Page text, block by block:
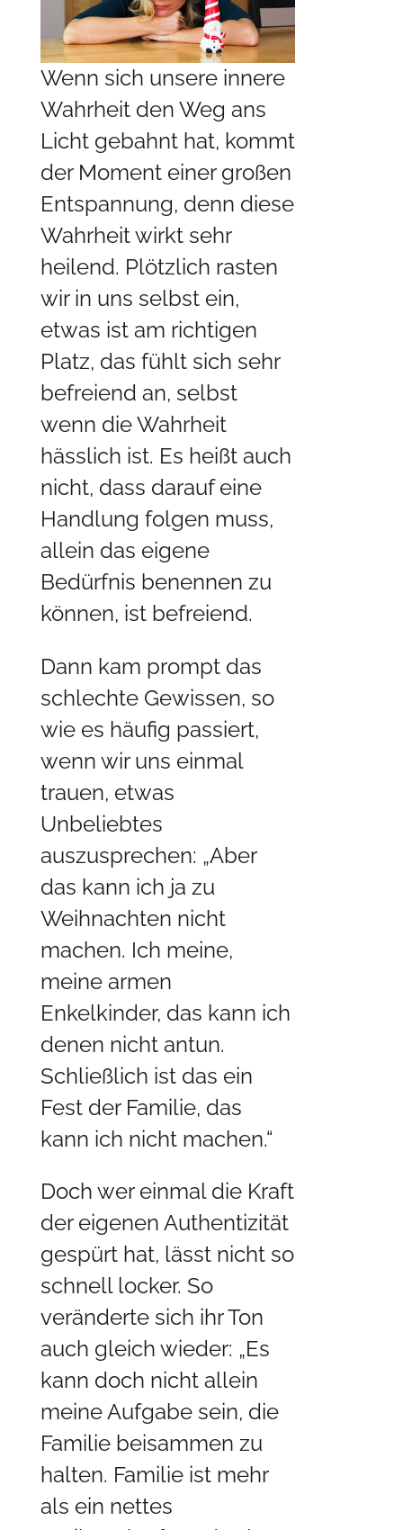
Wenn sich unsere innere
Wahrheit den Weg ans
Licht gebahnt hat, kommt
der Moment einer großen
Entspannung, denn diese
Wahrheit wirkt sehr
heilend. Plötzlich rasten
wir in uns selbst ein,
etwas ist am richtigen
Platz, das fühlt sich sehr
befreiend an, selbst
wenn die Wahrheit
hässlich ist. Es heißt auch
nicht, dass darauf eine
Handlung folgen muss,
allein das eigene
Bedürfnis benennen zu
können, ist befreiend.
Dann kam prompt das
schlechte Gewissen, so
wie es häufig passiert,
wenn wir uns einmal
trauen, etwas
Unbeliebtes
auszusprechen: „Aber
das kann ich ja zu
Weihnachten nicht
machen. Ich meine,
meine armen
Enkelkinder, das kann ich
denen nicht antun.
Schließlich ist das ein
Fest der Familie, das
kann ich nicht machen.“
Doch wer einmal die Kraft
der eigenen Authentizität
gespürt hat, lässt nicht so
schnell locker. So
veränderte sich ihr Ton
auch gleich wieder: „Es
kann doch nicht allein
meine Aufgabe sein, die
Familie beisammen zu
halten. Familie ist mehr
als ein nettes